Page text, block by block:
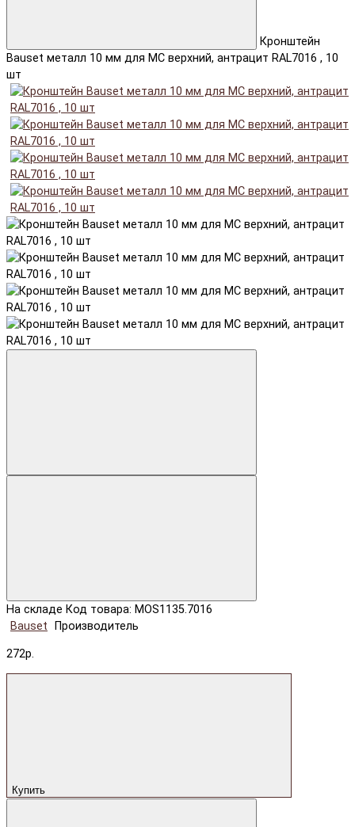
Кронштейн
Bauset металл 10 мм для МС верхний, антрацит RAL7016 , 10
шт
На складе Код товара: MOS1135.7016
Bauset
Производитель
272р.
Купить